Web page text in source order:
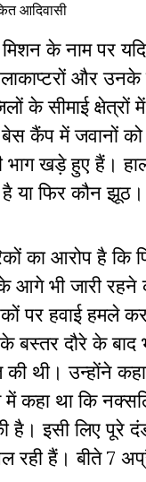
आदिवासी
के नाम पर यदि
और उनके
के सीमाई
कैंप में जवानों
भाग खड़े हुए हैं।
या फिर कौन झूठ।
का आरोप है कि
आगे भी जारी
पर हवाई हमले
दौरे के बाद
थी। उन्होंने
में कहा था कि
है। इसी लिए
रही हैं। बीते 7